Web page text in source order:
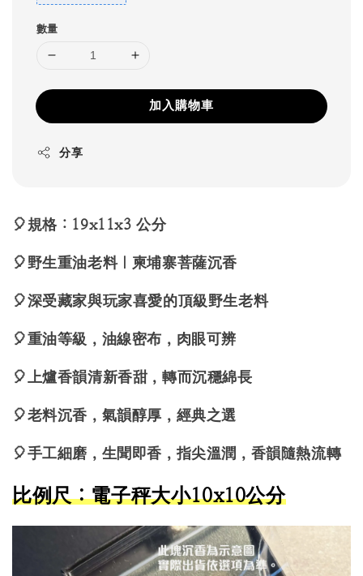
數量
加入購物車
分享
🎈規格：19x11x3 公分
🎈野生重油老料｜柬埔寨菩薩沉香
🎈深受藏家與玩家喜愛的頂級野生老料
🎈重油等級，油線密布，肉眼可辨
🎈上爐香韻清新香甜，轉而沉穩綿長
🎈老料沉香，氣韻醇厚，經典之選
🎈手工細磨，生聞即香，指尖溫潤，香韻隨熱流轉
比例尺：電子秤大小10x10公分